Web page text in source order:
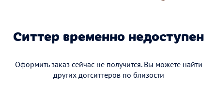
Ситтер временно недоступен
Оформить заказ сейчас не получится. Вы можете найти
других догситтеров по близости